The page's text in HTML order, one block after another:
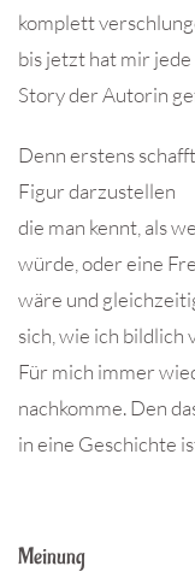
komplett
bis jetzt hat mir jede
Story der Autorin
Denn erstens
Figur darzustellen
die man kennt, als
würde, oder eine
wäre und
sich, wie ich bildlich
Für mich immer
nachkomme. Den
in eine Geschichte
Meinung